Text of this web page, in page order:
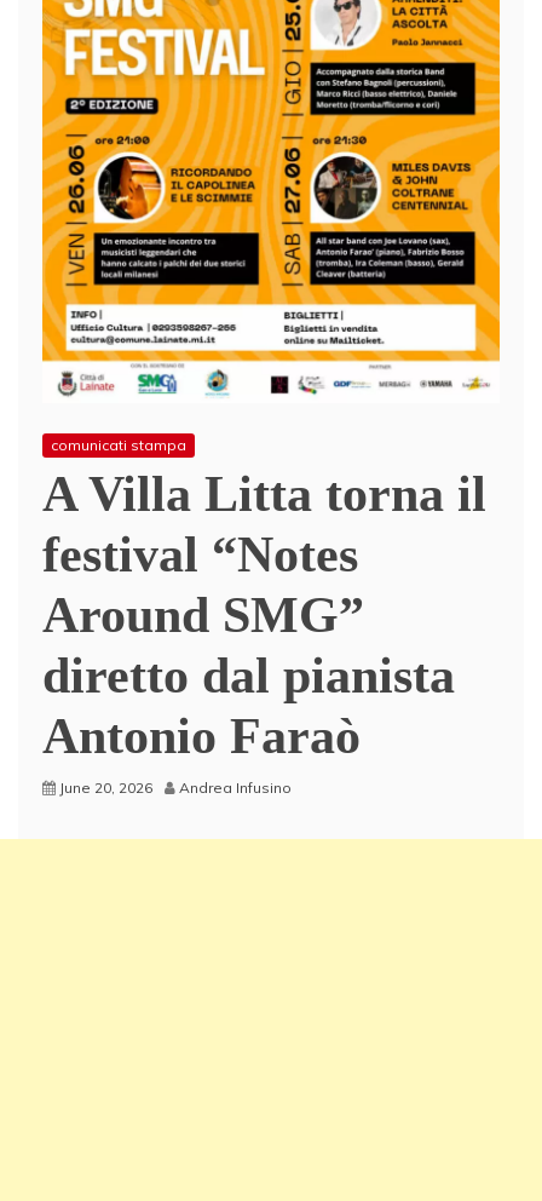
comunicati stampa
A Villa Litta torna il
festival “Notes
Around SMG”
diretto dal pianista
Antonio Faraò
June 20, 2026 Andrea Infusino